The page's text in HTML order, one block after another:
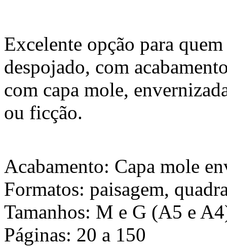
Excelente opção para
despojado, com
com capa mole,
ou ficção.
Acabamento: Capa mole
Formatos: paisagem,
Tamanhos: M e G (A5 e
Páginas: 20 a 150